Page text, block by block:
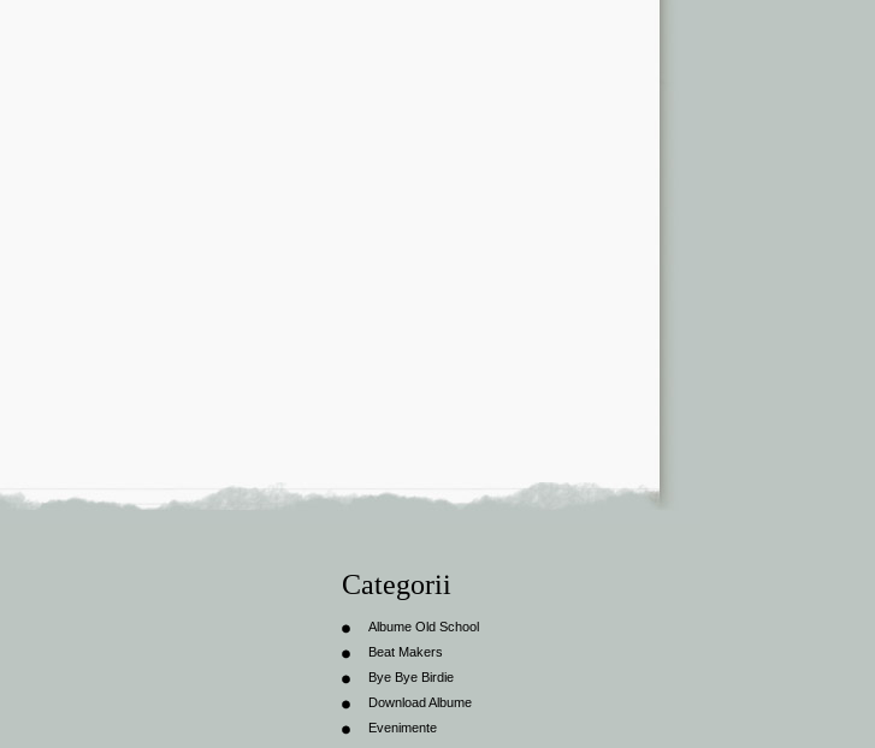
Categorii
Albume Old School
Beat Makers
Bye Bye Birdie
Download Albume
Evenimente